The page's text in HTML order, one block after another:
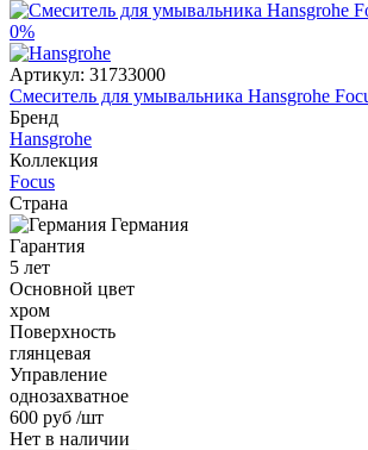
0%
Артикул: 31733000
Смеситель для умывальника Hansgrohe
Бренд
Hansgrohe
Коллекция
Focus
Страна
Германия
Гарантия
5 лет
Основной цвет
хром
Поверхность
глянцевая
Управление
однозахватное
600 руб /шт
Нет в наличии